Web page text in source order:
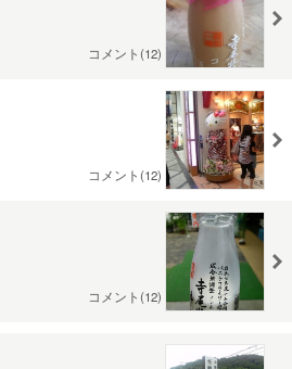
コメント(12)
コメント(12)
コメント(12)